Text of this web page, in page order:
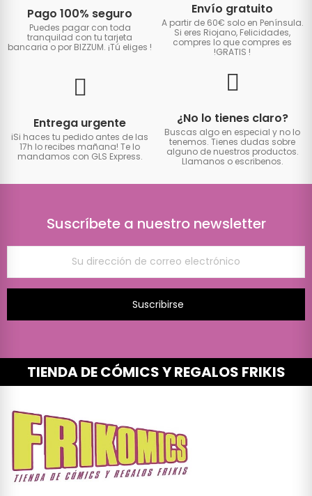
Pago 100% seguro
Puedes pagar con toda
tranquilad con tu tarjeta
bancaria o por BIZZUM. ¡Tú eliges !
Envío gratuito
A partir de 60€ solo en Península.
Si eres Riojano, Felicidades,
compres lo que compres es
!GRATIS !
Entrega urgente
iSi haces tu pedido antes de las
17h lo recibes mañana! Te lo
mandamos con GLS Express.
¿No lo tienes claro?
Buscas algo en especial y no lo
tenemos. Tienes dudas sobre
alguno de nuestros productos.
Llamanos o escribenos.
Suscríbete a nuestro newsletter
Suscribirse
TIENDA DE CÓMICS Y REGALOS FRIKIS